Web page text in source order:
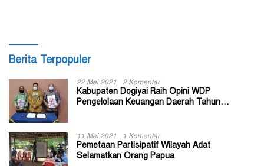
Berita Terpopuler
22 Mei 2021 2 Komentar
Kabupaten Dogiyai Raih Opini WDP
Pengelolaan Keuangan Daerah Tahun
11 Mei 2021 1 Komentar
Pemetaan Partisipatif Wilayah Adat
Selamatkan Orang Papua